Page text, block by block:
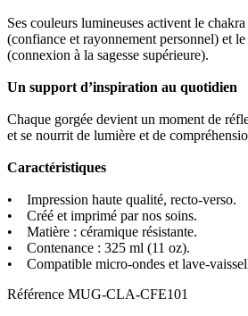
Ses couleurs lumineuses activent le
(confiance et rayonnement personnel) et
(connexion à la sagesse supérieure).
Un support d’inspiration au quotidien
Chaque gorgée devient un moment de
et se nourrit de lumière et de
Caractéristiques
• Impression haute qualité, recto-verso.
• Créé et imprimé par nos soins.
• Matière : céramique résistante.
• Contenance : 325 ml (11 oz).
• Compatible micro-ondes et lave-
Référence MUG-CLA-CFE101